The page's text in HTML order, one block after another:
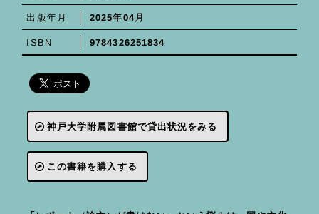
出版年月 2025年04月
ISBN 9784326251834
神戸大学附属図書館で貸出状況をみる
この書籍を購入する